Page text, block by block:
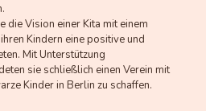
die Vision einer Kita mit einem
Kindern eine positive und
Mit Unterstützung
sie schließlich einen Verein mit
Kinder in Berlin zu schaffen.